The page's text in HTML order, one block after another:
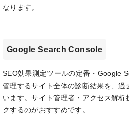
なります。
Google Search Console
SEO効果測定ツールの定番・Google
管理するサイト全体の診断結果を、
います。サイト管理者・アクセス解析
クするのがおすすめです。